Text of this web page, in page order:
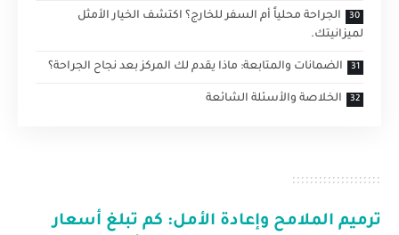
الجراحة محلياً أم السفر للخارج؟ اكتشف الخيار الأمثل
لميزانيتك.
الضمانات والمتابعة: ماذا يقدم لك المركز بعد نجاح الجراحة؟
الخلاصة والأسئلة الشائعة
ترميم الملامح وإعادة الأمل: كم تبلغ أسعار